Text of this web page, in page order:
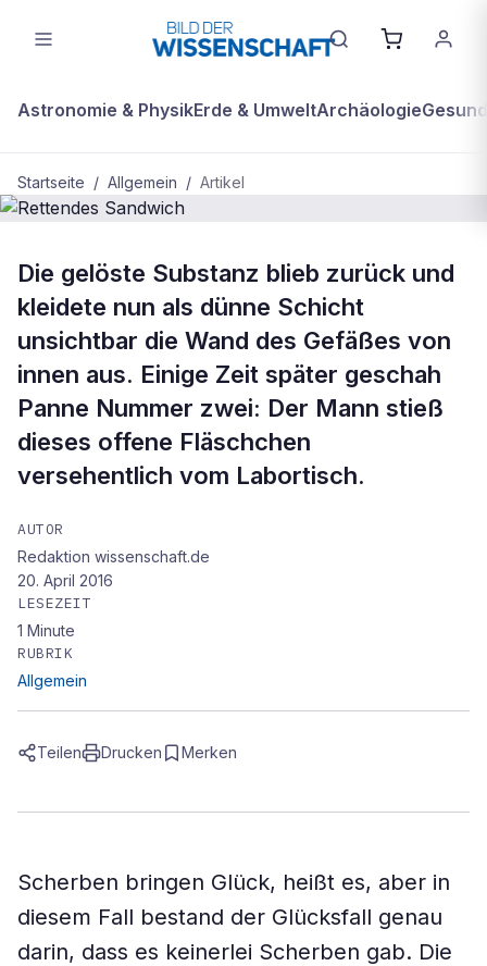
Astronomie & PhysikErde & UmweltArchäologie
Startseite / Allgemein / Artikel
Rettendes Sandwich
Die gelöste Substanz blieb zurück und
kleidete nun als dünne Schicht
unsichtbar die Wand des Gefäßes von
innen aus. ­Einige Zeit später geschah
Panne Nummer zwei: Der Mann stieß
dieses offene Fläschchen
versehentlich vom Labortisch.
AUTOR
Redaktion wissenschaft.de
20. April 2016
LESEZEIT
1 Minute
RUBRIK
Allgemein
Teilen Drucken Merken
Scherben bringen Glück, heißt es, aber in
diesem Fall bestand der Glücksfall genau
darin, dass es keinerlei Scherben gab. Die